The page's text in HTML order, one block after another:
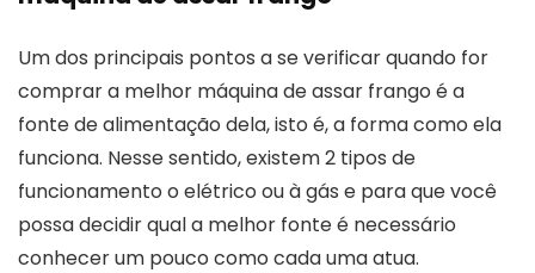
Um dos principais pontos a se verificar quando for
comprar a melhor máquina de assar frango é a
fonte de alimentação dela, isto é, a forma como ela
funciona. Nesse sentido, existem 2 tipos de
funcionamento o elétrico ou à gás e para que você
possa decidir qual a melhor fonte é necessário
conhecer um pouco como cada uma atua.